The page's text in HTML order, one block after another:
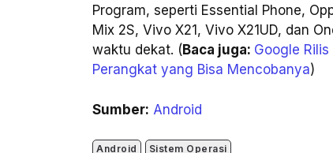
Program, seperti Essential Phone,
Mix 2S, Vivo X21, Vivo X21UD, dan
waktu dekat. ( Baca juga: Google
Perangkat yang Bisa Mencobanya)
Sumber: Android
Android
Sistem Operasi